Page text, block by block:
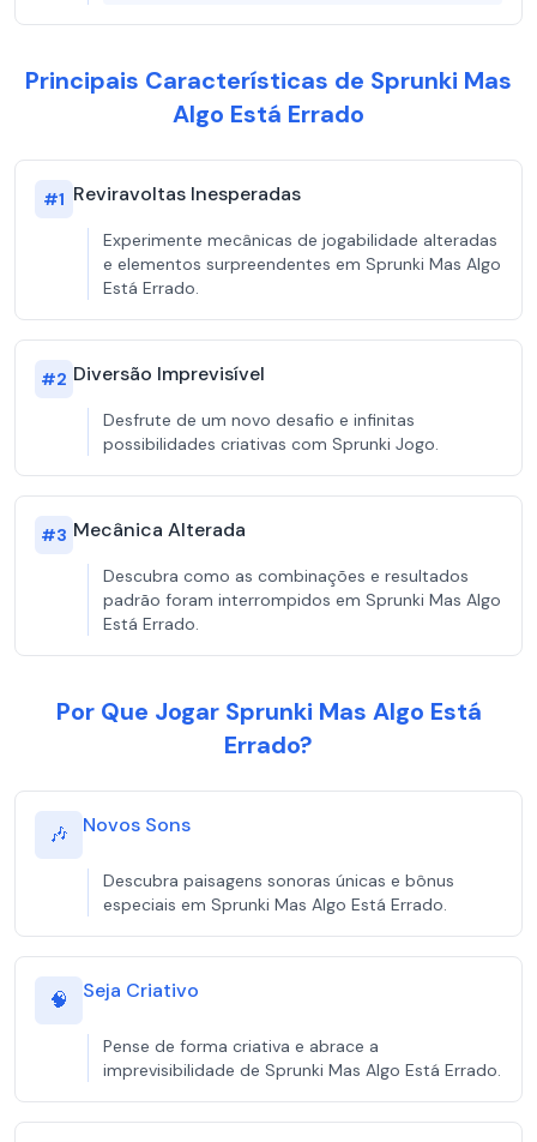
Principais Características de Sprunki Mas
Algo Está Errado
#1 Reviravoltas Inesperadas
Experimente mecânicas de jogabilidade alteradas
e elementos surpreendentes em Sprunki Mas Algo
Está Errado.
#2 Diversão Imprevisível
Desfrute de um novo desafio e infinitas
possibilidades criativas com Sprunki Jogo.
#3 Mecânica Alterada
Descubra como as combinações e resultados
padrão foram interrompidos em Sprunki Mas Algo
Está Errado.
Por Que Jogar Sprunki Mas Algo Está
Errado?
🎶 Novos Sons
Descubra paisagens sonoras únicas e bônus
especiais em Sprunki Mas Algo Está Errado.
🧠 Seja Criativo
Pense de forma criativa e abrace a
imprevisibilidade de Sprunki Mas Algo Está Errado.